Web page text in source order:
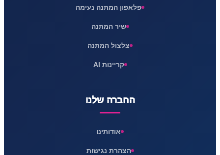
פלאפון המתנה נעימה
שיר המתנה
צלצול המתנה
קריינות AI
החברה שלנו
אודותינו
הצהרת נגישות